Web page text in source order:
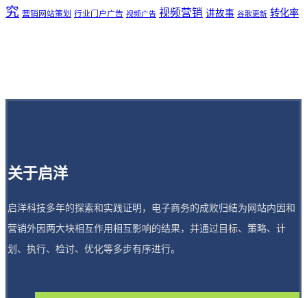
究 营销网站策划 行业门户广告 视频广告 视频营销 讲故事 谷歌更新 转化率
关于启洋
启洋科技多年的探索和实践证明，电子商务的成败归结为网站内因和
营销外因两大块相互作用相互影响的结果，并通过目标、策略、计
划、执行、检讨、优化等多步有序进行。